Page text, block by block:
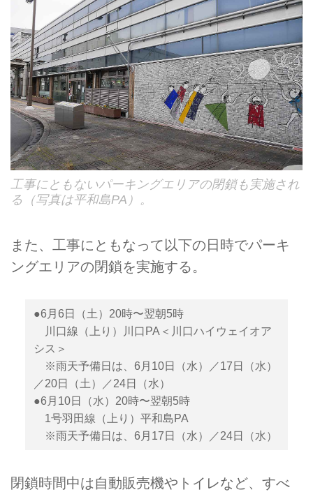
工事にともないパーキングエリアの閉鎖も実施され
る（写真は平和島PA）。
また、工事にともなって以下の日時でパーキ
ングエリアの閉鎖を実施する。
●6月6日（土）20時〜翌朝5時
川口線（上り）川口PA＜川口ハイウェイオア
シス＞
※雨天予備日は、6月10日（水）／17日（水）
／20日（土）／24日（水）
●6月10日（水）20時〜翌朝5時
1号羽田線（上り）平和島PA
※雨天予備日は、6月17日（水）／24日（水）
閉鎖時間中は自動販売機やトイレなど、すべ